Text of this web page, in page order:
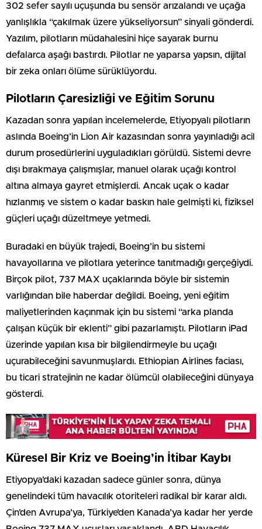
302 sefer sayılı uçuşunda bu sensör arızalandı ve uçağa
yanlışlıkla “çakılmak üzere yükseliyorsun” sinyali gönderdi.
Yazılım, pilotların müdahalesini hiçe sayarak burnu
defalarca aşağı bastırdı. Pilotlar ne yaparsa yapsın, dijital
bir zeka onları ölüme sürüklüyordu.
Pilotların Çaresizliği ve Eğitim Sorunu
Kazadan sonra yapılan incelemelerde, Etiyopyalı pilotların
aslında Boeing’in Lion Air kazasından sonra yayınladığı acil
durum prosedürlerini uyguladıkları görüldü. Sistemi devre
dışı bırakmaya çalışmışlar, manuel olarak uçağı kontrol
altına almaya gayret etmişlerdi. Ancak uçak o kadar
hızlanmış ve sistem o kadar baskın hale gelmişti ki, fiziksel
güçleri uçağı düzeltmeye yetmedi.
Buradaki en büyük trajedi, Boeing’in bu sistemi
havayollarına ve pilotlara yeterince tanıtmadığı gerçeğiydi.
Birçok pilot, 737 MAX uçaklarında böyle bir sistemin
varlığından bile haberdar değildi. Boeing, yeni eğitim
maliyetlerinden kaçınmak için bu sistemi “arka planda
çalışan küçük bir eklenti” gibi pazarlamıştı. Pilotların iPad
üzerinde yapılan kısa bir bilgilendirmeyle bu uçağı
uçurabileceğini savunmuşlardı. Ethiopian Airlines faciası,
bu ticari stratejinin ne kadar ölümcül olabileceğini dünyaya
gösterdi.
Küresel Bir Kriz ve Boeing’in İtibar Kaybı
Etiyopya’daki kazadan sadece günler sonra, dünya
genelindeki tüm havacılık otoriteleri radikal bir karar aldı.
Çin’den Avrupa’ya, Türkiye’den Kanada’ya kadar her yerde